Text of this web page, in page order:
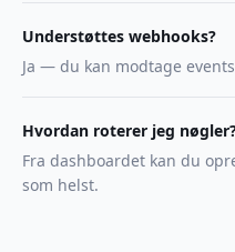
Understøttes webhooks?
Ja — du kan modtage
Hvordan roterer jeg
Fra dashboardet kan du
som helst.